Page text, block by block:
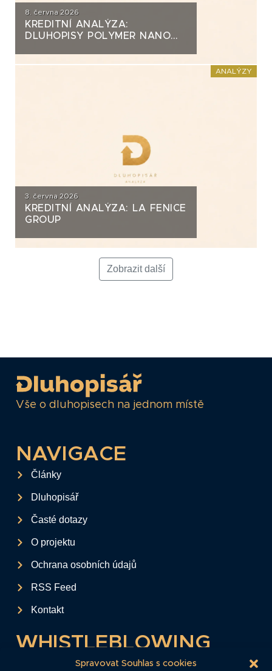
Spravovat Souhlas s cookies
8. června 2026
KREDITNÍ ANALÝZA:
DLUHOPISY POLYMER NANO
ANALÝZY
3. června 2026
KREDITNÍ ANALÝZA: LA FENICE
GROUP
Zobrazit další
Vše o dluhopisech na jednom místě
NAVIGACE
Články
Dluhopisář
Časté dotazy
O projektu
Ochrana osobních údajů
RSS Feed
Kontakt
WHISTLEBLOWING
Tento formulář slouží k anonymnímu zaslání